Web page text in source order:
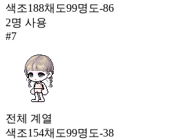
색조188채도99명도-86
2명 사용
#7
전체 계열
색조154채도99명도-38